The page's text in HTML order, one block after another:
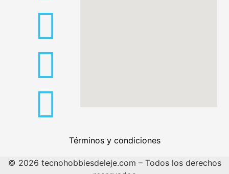
Términos y condiciones
© 2026 tecnohobbiesdeleje.com – Todos los derechos